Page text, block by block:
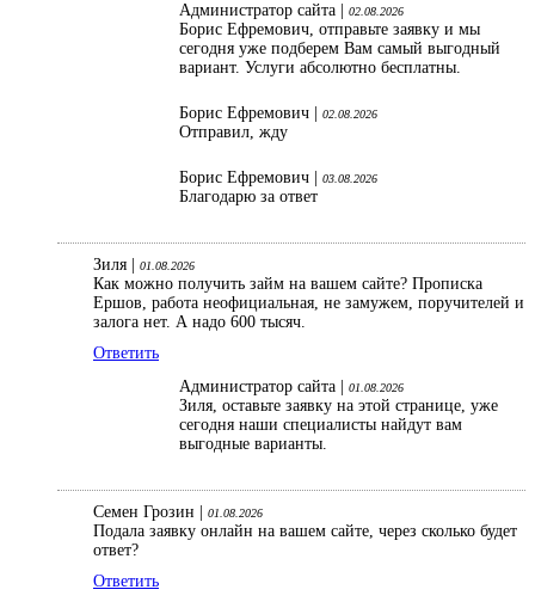
Администратор сайта |
02.08.2026
Борис Ефремович, отправьте заявку и мы
сегодня уже подберем Вам самый выгодный
вариант. Услуги абсолютно бесплатны.
Борис Ефремович | 02.08.2026
Отправил, жду
Борис Ефремович | 03.08.2026
Благодарю за ответ
Зиля | 01.08.2026
Как можно получить займ на вашем сайте? Прописка
Ершов, работа неофициальная, не замужем, поручителей и
залога нет. А надо 600 тысяч.
Ответить
Администратор сайта |
01.08.2026
Зиля, оставьте заявку на этой странице, уже
сегодня наши специалисты найдут вам
выгодные варианты.
Семен Грозин | 01.08.2026
Подала заявку онлайн на вашем сайте, через сколько будет
ответ?
Ответить